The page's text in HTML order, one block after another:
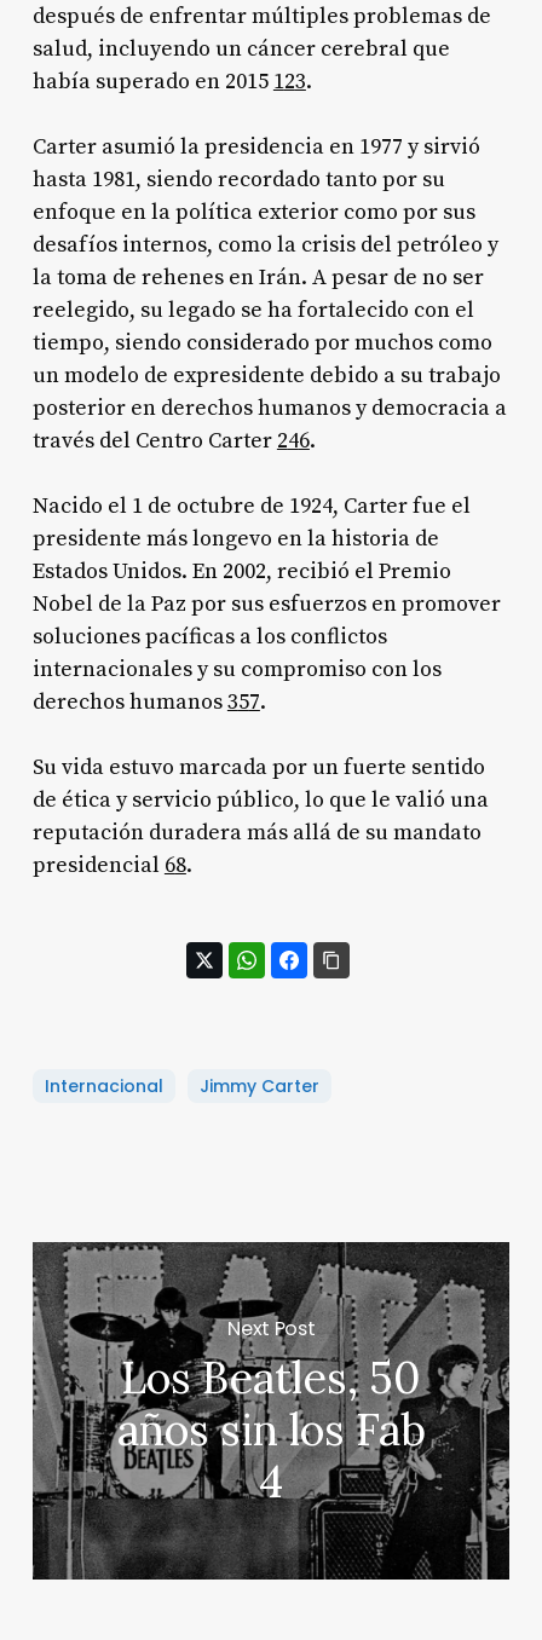
después de enfrentar múltiples problemas de
salud, incluyendo un cáncer cerebral que
había superado en 2015 123.
Carter asumió la presidencia en 1977 y sirvió
hasta 1981, siendo recordado tanto por su
enfoque en la política exterior como por sus
desafíos internos, como la crisis del petróleo y
la toma de rehenes en Irán. A pesar de no ser
reelegido, su legado se ha fortalecido con el
tiempo, siendo considerado por muchos como
un modelo de expresidente debido a su trabajo
posterior en derechos humanos y democracia a
través del Centro Carter 246.
Nacido el 1 de octubre de 1924, Carter fue el
presidente más longevo en la historia de
Estados Unidos. En 2002, recibió el Premio
Nobel de la Paz por sus esfuerzos en promover
soluciones pacíficas a los conflictos
internacionales y su compromiso con los
derechos humanos357.
Su vida estuvo marcada por un fuerte sentido
de ética y servicio público, lo que le valió una
reputación duradera más allá de su mandato
presidencial 68.
Internacional Jimmy Carter
Next Post
Los Beatles, 50
años sin los Fab
4